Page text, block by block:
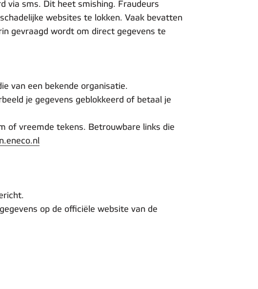
via sms. Dit heet smishing. Fraudeurs
websites te lokken. Vaak bevatten
gevraagd wordt om direct gegevens te
van een bekende organisatie.
je gegevens geblokkeerd of betaal je
of vreemde tekens. Betrouwbare links die
op de officiële website van de